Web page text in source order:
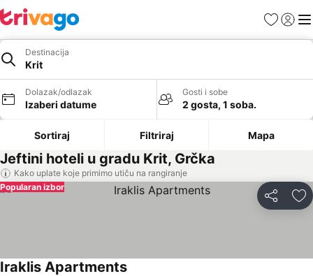
FavoritiPrijavi
Destinacija
Krit
Dolazak/odlazak
Izaberi datume
Gosti i sobe
2 gosta, 1 soba.
Sortiraj Filtriraj Mapa
Jeftini hoteli u gradu Krit, Grčka
Kako uplate koje primimo utiču na rangiranje
Deli
Popularan izbor
Iraklis Apartments